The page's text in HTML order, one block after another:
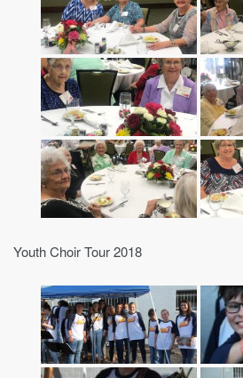
Youth Choir Tour 2018